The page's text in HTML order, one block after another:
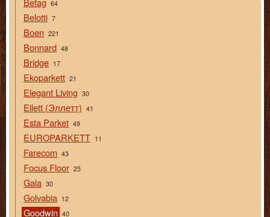
64
Belotti 7
Boen 221
Bonnard 48
Bridge 17
Ekoparkett 21
Elegant Living 30
Ellett (Эллетт) 41
Esta Parket 49
EUROPARKETT 11
Farecom 43
Focus Floor 25
Gala 30
Golvabia 12
Goodwin 40